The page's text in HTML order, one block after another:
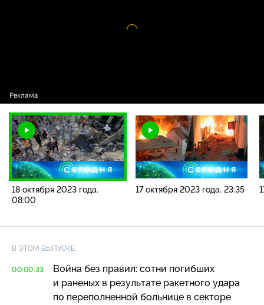
Видео
18 октября 2023 года.
08:00
17 октября 2023 года. 23:35
В ЭТОМ ВЫПУСКЕ:
00:00:33
Война без правил: сотни погибших
и раненых в результате ракетного удара
по переполненной больнице в секторе